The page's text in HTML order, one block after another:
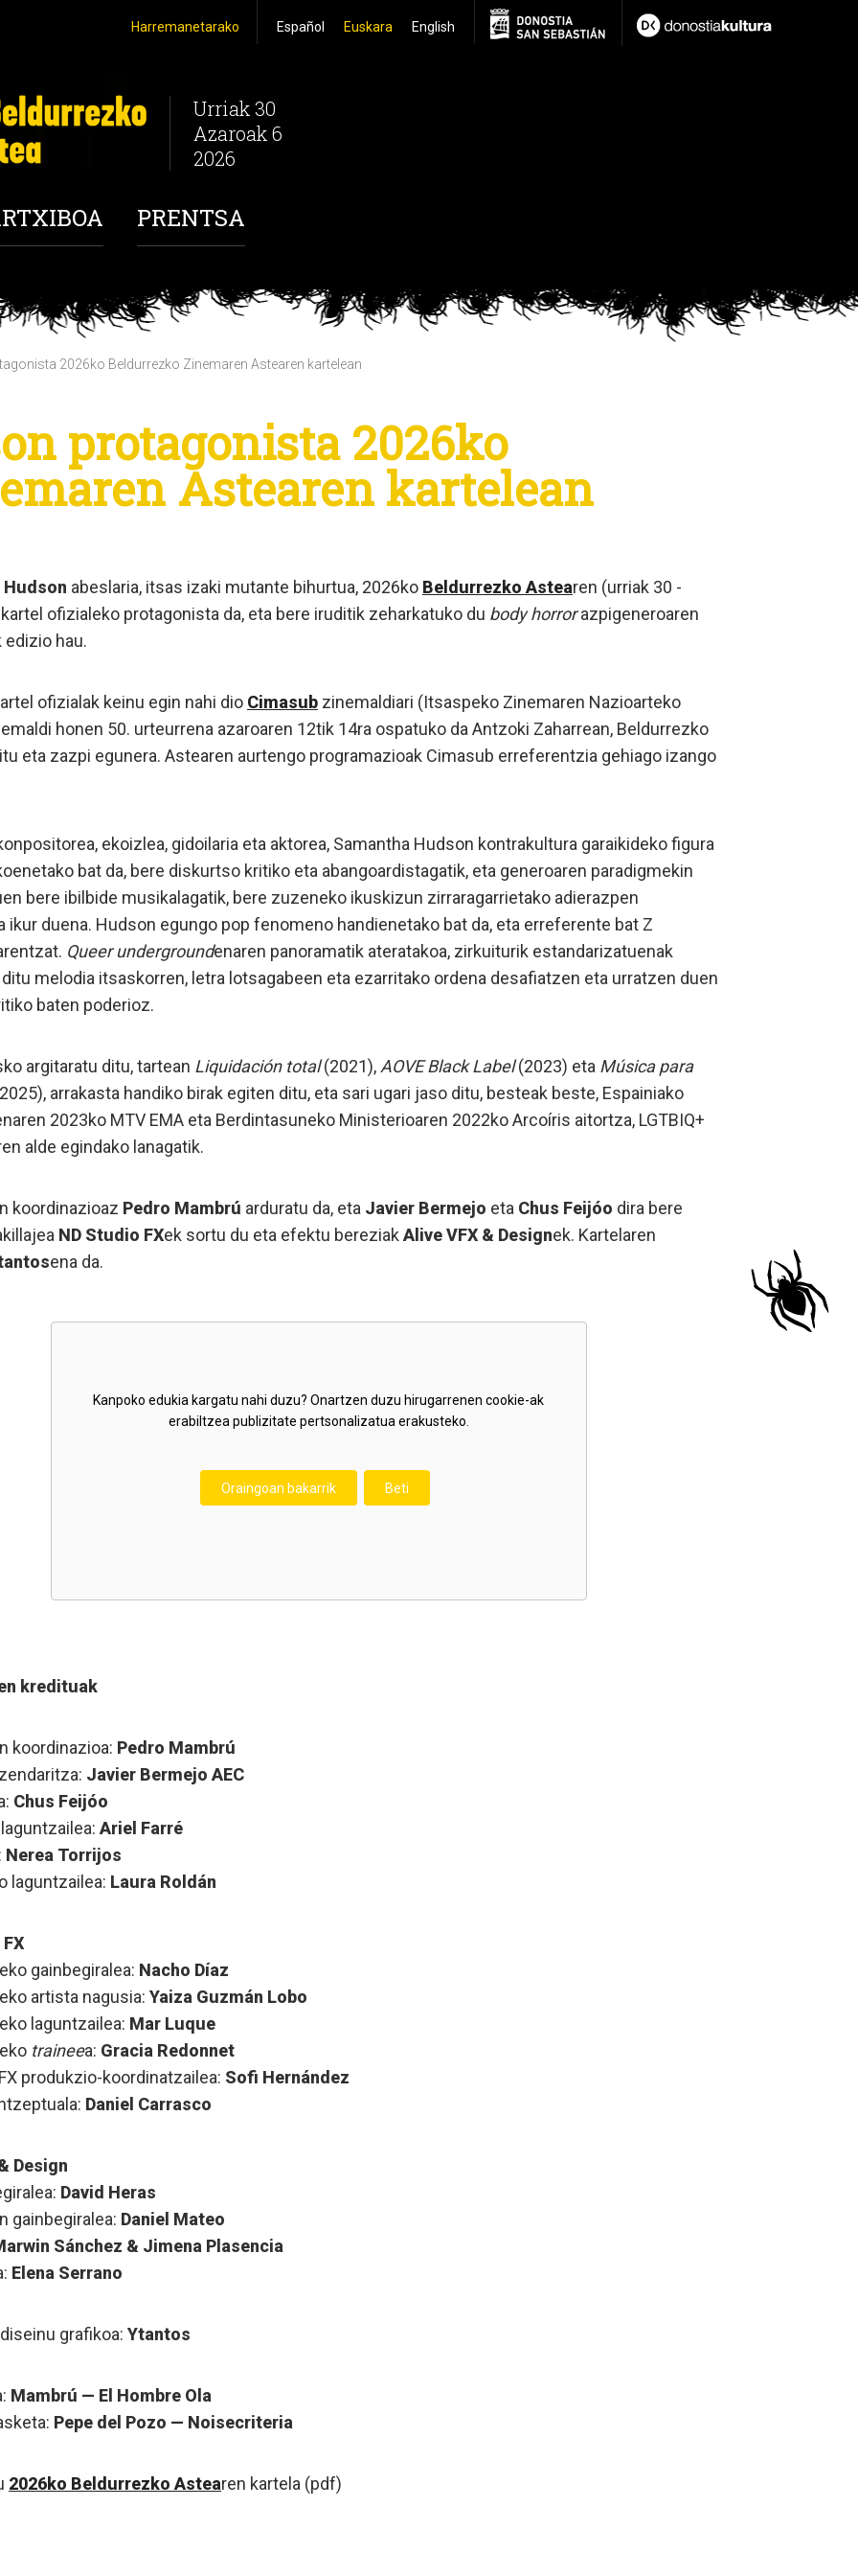
Español Euskara English
Harremanetarako
Urriak 30
Azaroak 6
2026
PRENTSA
2026ko Beldurrezko Zinemaren Astearen kartelean
protagonista 2026ko
Astearen kartelean
Hudson abeslaria, itsas izaki mutante bihurtua, 2026ko Beldurrezko Astearen (urriak 30 -
ofizialeko protagonista da, eta bere iruditik zeharkatuko du body horrorazpigeneroaren
edizio hau.
ofizialak keinu egin nahi dio Cimasub zinemaldiari (Itsaspeko Zinemaren Nazioarteko
honen 50. urteurrena azaroaren 12tik 14ra ospatuko da Antzoki Zaharrean, Beldurrezko
eta zazpi egunera. Astearen aurtengo programazioak Cimasub erreferentzia gehiago izango
ekoizlea, gidoilaria eta aktorea, Samantha Hudson kontrakultura garaikideko figura
bat da, bere diskurtso kritiko eta abangoardistagatik, eta generoaren paradigmekin
bere ibilbide musikalagatik, bere zuzeneko ikuskizun zirraragarrietako adierazpen
ikur duena. Hudson egungo pop fenomeno handienetako bat da, eta erreferente bat Z
Queer undergroundenaren panoramatik ateratakoa, zirkuiturik estandarizatuenak
melodia itsaskorren, letra lotsagabeen eta ezarritako ordena desafiatzen eta urratzen duen
baten poderioz.
argitaratu ditu, tartean Liquidación total(2021), AOVE Black Label(2023) eta Música para
arrakasta handiko birak egiten ditu, eta sari ugari jaso ditu, besteak beste, Espainiako
2023ko MTV EMA eta Berdintasuneko Ministerioaren 2022ko Arcoíris aitortza, LGTBIQ+
alde egindako lanagatik.
koordinazioaz Pedro Mambrú arduratu da, eta Javier Bermejo eta Chus Feijóo dira bere
ND Studio FXek sortu du eta efektu bereziak Alive VFX & Designek. Kartelaren
ena da.
Kanpoko edukia kargatu nahi duzu? Onartzen duzu hirugarrenen cookie-ak
erabiltzea publizitate pertsonalizatua erakusteko.
Oraingoan bakarrik Beti
kredituak
koordinazioa: Pedro Mambrú
Javier Bermejo AEC
Chus Feijóo
Ariel Farré
Nerea Torrijos
laguntzailea: Laura Roldán
gainbegiralea: Nacho Díaz
artista nagusia: Yaiza Guzmán Lobo
laguntzailea: Mar Luque
traineea: Gracia Redonnet
produkzio-koordinatzailea: Sofi Hernández
Daniel Carrasco
Design
David Heras
gainbegiralea: Daniel Mateo
Sánchez & Jimena Plasencia
Elena Serrano
grafikoa: Ytantos
Mambrú — El Hombre Ola
Pepe del Pozo — Noisecriteria
2026ko Beldurrezko Astearen kartela (pdf)